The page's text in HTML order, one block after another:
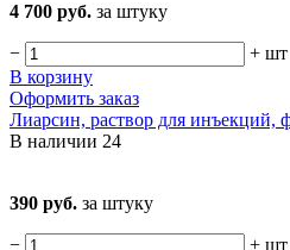
4 700 руб. за штуку
− + шт
В корзину
Оформить заказ
Лиарсин, раствор для инъекций,
В наличии 24
390 руб. за штуку
− + шт